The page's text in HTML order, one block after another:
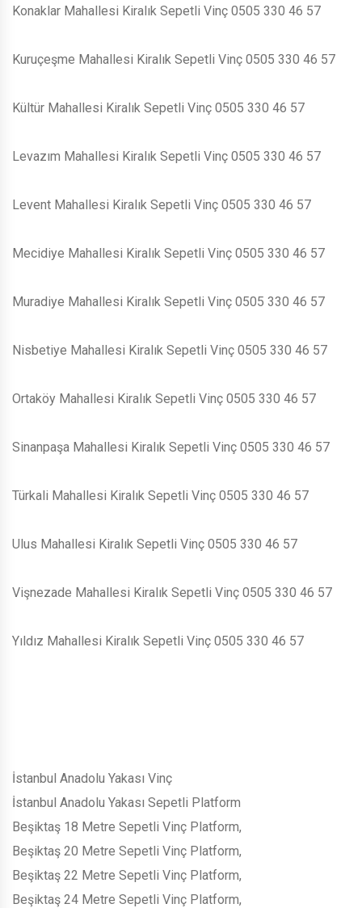
Konaklar Mahallesi Kiralık Sepetli Vinç 0505 330 46 57
Kuruçeşme Mahallesi Kiralık Sepetli Vinç 0505 330 46 57
Kültür Mahallesi Kiralık Sepetli Vinç 0505 330 46 57
Levazım Mahallesi Kiralık Sepetli Vinç 0505 330 46 57
Levent Mahallesi Kiralık Sepetli Vinç 0505 330 46 57
Mecidiye Mahallesi Kiralık Sepetli Vinç 0505 330 46 57
Muradiye Mahallesi Kiralık Sepetli Vinç 0505 330 46 57
Nisbetiye Mahallesi Kiralık Sepetli Vinç 0505 330 46 57
Ortaköy Mahallesi Kiralık Sepetli Vinç 0505 330 46 57
Sinanpaşa Mahallesi Kiralık Sepetli Vinç 0505 330 46 57
Türkali Mahallesi Kiralık Sepetli Vinç 0505 330 46 57
Ulus Mahallesi Kiralık Sepetli Vinç 0505 330 46 57
Vişnezade Mahallesi Kiralık Sepetli Vinç 0505 330 46 57
Yıldız Mahallesi Kiralık Sepetli Vinç 0505 330 46 57
İstanbul Anadolu Yakası Vinç
İstanbul Anadolu Yakası Sepetli Platform
Beşiktaş 18 Metre Sepetli Vinç Platform,
Beşiktaş 20 Metre Sepetli Vinç Platform,
Beşiktaş 22 Metre Sepetli Vinç Platform,
Beşiktaş 24 Metre Sepetli Vinç Platform,